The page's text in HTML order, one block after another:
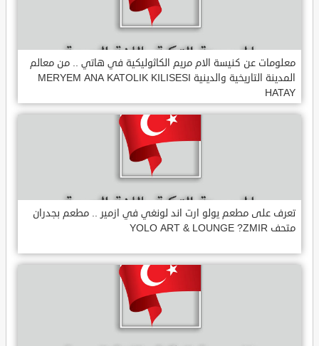
معلومات عن كنيسة الام مريم الكاثوليكية في هاتي .. من معالم
المدينة التاريخية والدينية MERYEM ANA KATOLIK KILISESI
HATAY
تعرف على مطعم يولو ارت اند لونغي في ازمير .. مطعم بجدران
متحف YOLO ART & LOUNGE ?ZMIR